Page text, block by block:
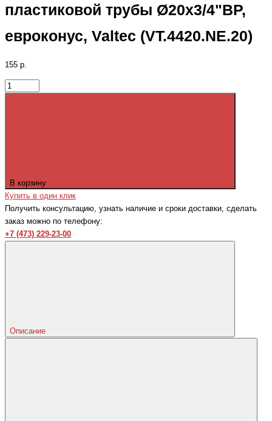
пластиковой трубы Ø20x3/4"ВР,
евроконус, Valtec (VT.4420.NE.20)
155 р.
В корзину
Купить в один клик
Получить консультацию, узнать наличие и сроки доставки, сделать
заказ можно по телефону:
+7 (473) 229-23-00
Описание